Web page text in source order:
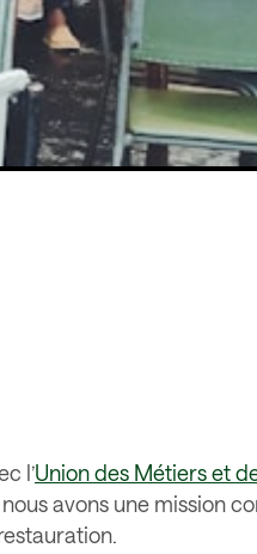
l’Union des Métiers et
avons une mission